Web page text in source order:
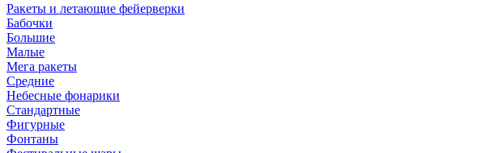
Ракеты и летающие фейерверки
Бабочки
Большие
Малые
Мега ракеты
Средние
Небесные фонарики
Стандартные
Фигурные
Фонтаны